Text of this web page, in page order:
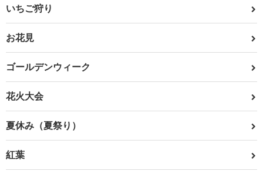
いちご狩り
お花見
ゴールデンウィーク
花火大会
夏休み（夏祭り）
紅葉